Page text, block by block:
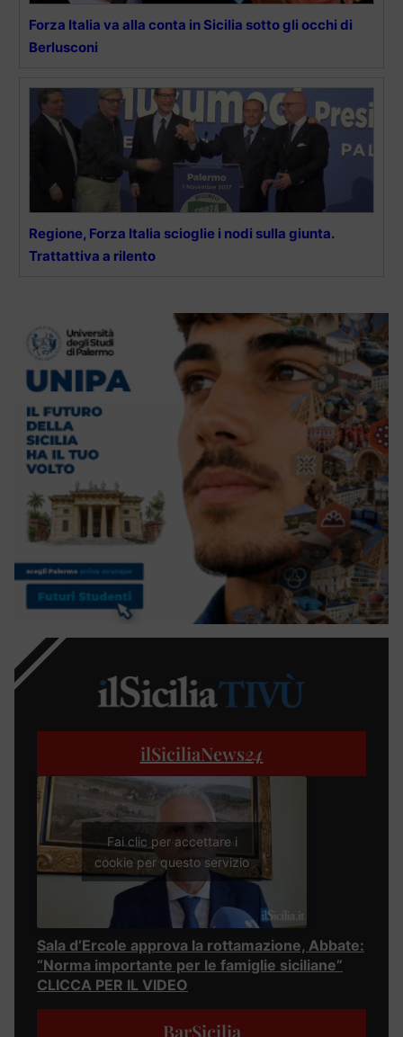
Forza Italia va alla conta in Sicilia sotto gli occhi di
Berlusconi
Regione, Forza Italia scioglie i nodi sulla giunta.
Trattattiva a rilento
ilSiciliaNews24
Fai clic per accettare i
cookie per questo servizio
Sala d’Ercole approva la rottamazione, Abbate:
“Norma importante per le famiglie siciliane”
CLICCA PER IL VIDEO
BarSicilia